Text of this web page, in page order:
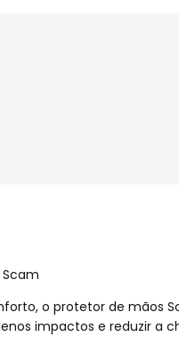
o protetor de mãos
impactos e reduzir a